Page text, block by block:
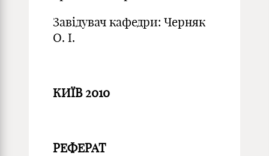
Завідувач кафедри: Черняк
О. І.
КИЇВ 2010
РЕФЕРАТ